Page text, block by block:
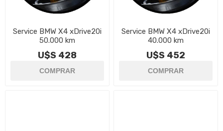
Service BMW X4 xDrive20i
50.000 km
U$S 428
Service BMW X4 xDrive20i
40.000 km
U$S 452